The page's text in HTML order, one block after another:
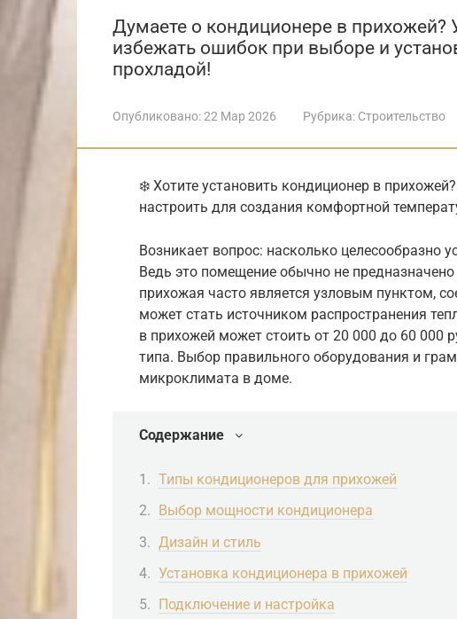
Думаете о кондиционере в прихожей?
избежать ошибок при выборе и
прохладой!
Опубликовано:22 Мар 2026 Рубрика: Строительство
❄️ Хотите установить кондиционер в
настроить для создания комфортной
Возникает вопрос: насколько целесообразно
Ведь это помещение обычно не
прихожая часто является узловым пунктом,
может стать источником распространения
в прихожей может стоить от 20 000 до 60 000
типа. Выбор правильного оборудования и
микроклимата в доме.
Содержание
Типы кондиционеров для прихожей
Выбор мощности кондиционера
Дизайн и стиль
Установка кондиционера в прихожей
Подключение и настройка